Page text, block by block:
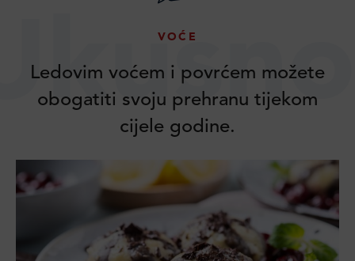
VOĆE
Ledovim voćem i povrćem možete
obogatiti svoju prehranu tijekom
cijele godine.